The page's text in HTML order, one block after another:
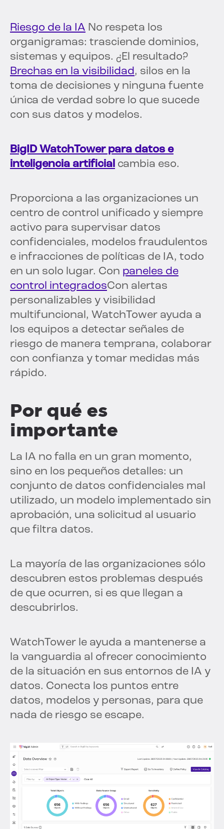
Riesgo de la IA No respeta los
organigramas: trasciende dominios,
sistemas y equipos. ¿El resultado?
Brechas en la visibilidad, silos en la
toma de decisiones y ninguna fuente
única de verdad sobre lo que sucede
con sus datos y modelos.
BigID WatchTower para datos e
inteligencia artificial cambia eso.
Proporciona a las organizaciones un
centro de control unificado y siempre
activo para supervisar datos
confidenciales, modelos fraudulentos
e infracciones de políticas de IA, todo
en un solo lugar. Con paneles de
control integradosCon alertas
personalizables y visibilidad
multifuncional, WatchTower ayuda a
los equipos a detectar señales de
riesgo de manera temprana, colaborar
con confianza y tomar medidas más
rápido.
Por qué es
importante
La IA no falla en un gran momento,
sino en los pequeños detalles: un
conjunto de datos confidenciales mal
utilizado, un modelo implementado sin
aprobación, una solicitud al usuario
que filtra datos.
La mayoría de las organizaciones sólo
descubren estos problemas después
de que ocurren, si es que llegan a
descubrirlos.
WatchTower le ayuda a mantenerse a
la vanguardia al ofrecer conocimiento
de la situación en sus entornos de IA y
datos. Conecta los puntos entre
datos, modelos y personas, para que
nada de riesgo se escape.